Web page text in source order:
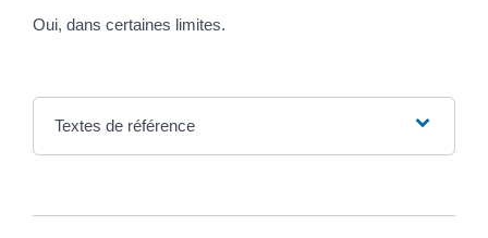
Oui, dans certaines limites.
Textes de référence